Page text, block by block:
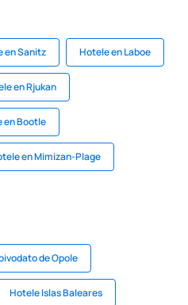
en Sanitz Hotele en Laboe
en Rjukan
en Bootle
en Mimizan-Plage
de Opole
Hotele Islas Baleares